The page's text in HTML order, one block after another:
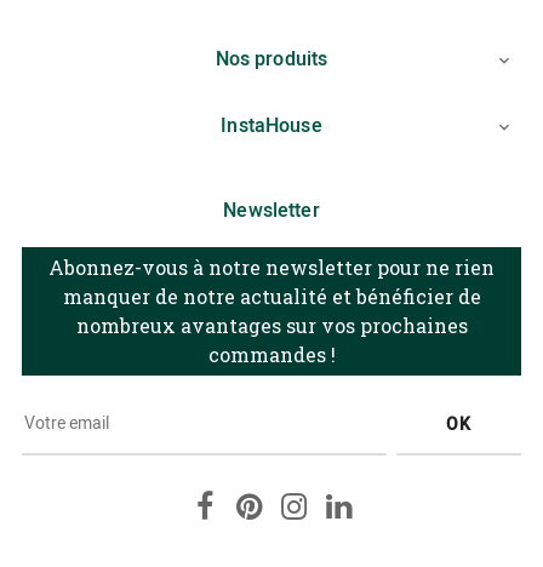
Nos produits 
InstaHouse 
Newsletter
Abonnez-vous à notre newsletter pour ne rien
manquer de notre actualité et bénéficier de
nombreux avantages sur vos prochaines
commandes !
OK
FacebookPinterestInstagram